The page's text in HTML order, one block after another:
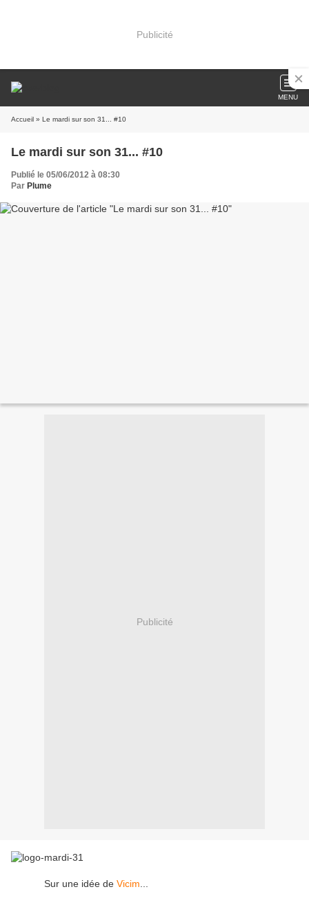
Publicité
MENU
Accueil » Le mardi sur son 31... #10
Le mardi sur son 31... #10
Publié le 05/06/2012 à 08:30
Par Plume
Publicité
Sur une idée de Vicim